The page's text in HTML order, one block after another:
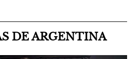
DE ARGENTINA